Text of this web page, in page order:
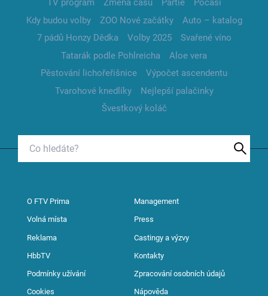
TV program
Změna času Partie
Počasí
Kdy budou volby
ZOO Nové začátky
Auto – katalog
7 pádů Honzy Dědka
Volby 2025
Svařené víno
Tatarák podle Pohlreicha
Aloe vera
Pěstování lichořeřišnice
Výpočet ascendentu
Tvarohové knedlíky
Nejlepší palačinky
Švestkový koláč
O FTV Prima Management
Volná místa Press
Reklama Castingy a výzvy
HbbTV Kontakty
Podmínky užívání Zpracování osobních údajů
Cookies Nápověda